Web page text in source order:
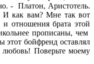
- Платон, Аристотель.
И как вам? Мне так вот
и отношения брата этой
прописаны, чем
этот бойфренд оставлял
Поверьте моему